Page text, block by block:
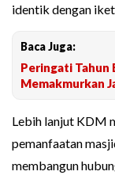
identik dengan
Baca Juga:
Peringati Tahun
Memakmurkan
Lebih lanjut KDM
pemanfaatan
membangun